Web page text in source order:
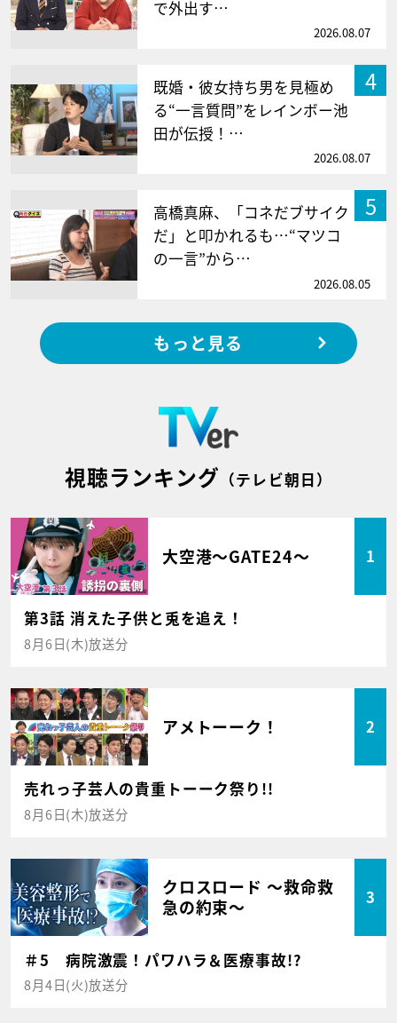
で外出す…
2026.08.07
4
既婚・彼女持ち男を見極め
る“一言質問”をレインボー池
田が伝授！…
2026.08.07
5
高橋真麻、「コネだブサイク
だ」と叩かれるも…“マツコ
の一言”から…
2026.08.05
もっと見る
視聴ランキング （テレビ朝日）
大空港～GATE24～ 1
第3話 消えた子供と兎を追え！
8月6日(木)放送分
アメトーーク！ 2
売れっ子芸人の貴重トーーク祭り!!
8月6日(木)放送分
クロスロード ～救命救
急の約束～
3
＃5 病院激震！パワハラ＆医療事故!?
8月4日(火)放送分